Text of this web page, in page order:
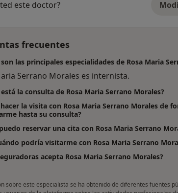
este doctor?
frecuentes
son las principales especialidades de Rosa Maria
Serrano Morales es internista.
la consulta de Rosa Maria Serrano Morales?
la visita con Rosa Maria Serrano Morales de
hasta su consulta?
reservar una cita con Rosa Maria Serrano
podría visitarme con Rosa Maria Serrano
acepta Rosa Maria Serrano Morales?
sobre este especialista se ha obtenido de diferentes fuentes